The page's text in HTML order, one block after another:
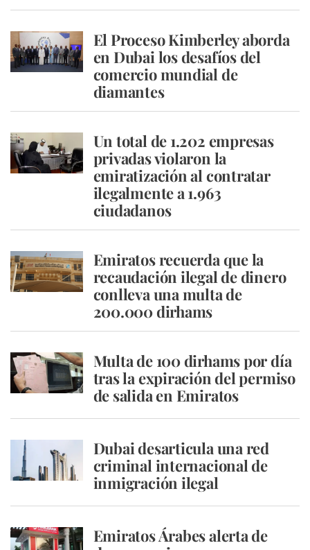
El Proceso Kimberley aborda
en Dubai los desafíos del
comercio mundial de
diamantes
Un total de 1.202 empresas
privadas violaron la
emiratización al contratar
ilegalmente a 1.963
ciudadanos
Emiratos recuerda que la
recaudación ilegal de dinero
conlleva una multa de
200.000 dirhams
Multa de 100 dirhams por día
tras la expiración del permiso
de salida en Emiratos
Dubai desarticula una red
criminal internacional de
inmigración ilegal
Emiratos Árabes alerta de